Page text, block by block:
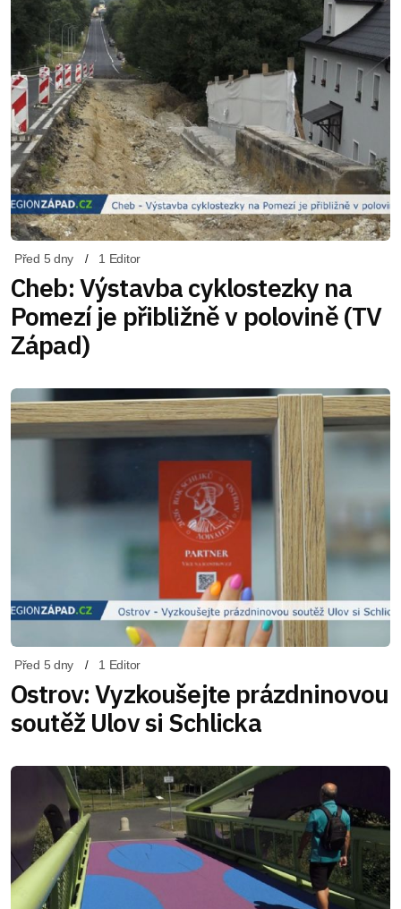
Před 5 dny 1 Editor
Cheb: Výstavba cyklostezky na
Pomezí je přibližně v polovině (TV
Západ)
Před 5 dny 1 Editor
Ostrov: Vyzkoušejte prázdninovou
soutěž Ulov si Schlicka